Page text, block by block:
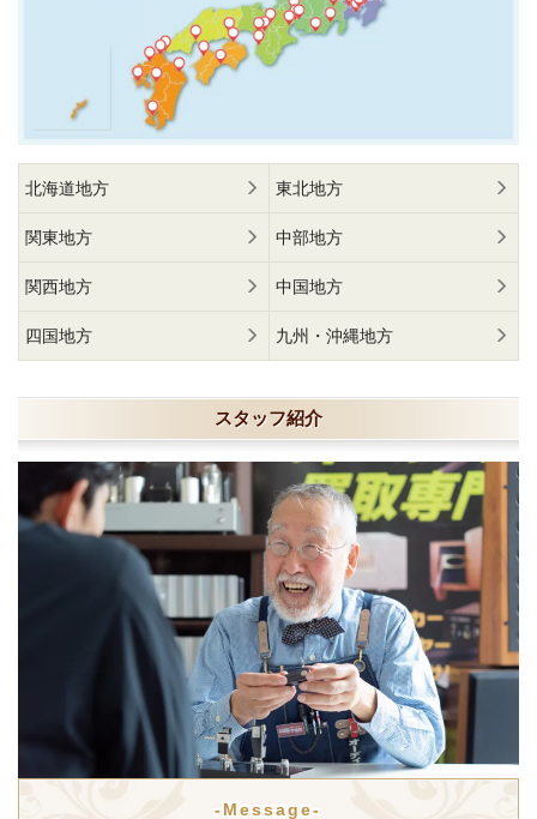
北海道地方 東北地方
関東地方 中部地方
関西地方 中国地方
四国地方 九州・沖縄地方
スタッフ紹介
-Message-